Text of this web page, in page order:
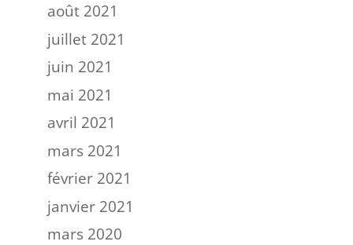
août 2021
juillet 2021
juin 2021
mai 2021
avril 2021
mars 2021
février 2021
janvier 2021
mars 2020